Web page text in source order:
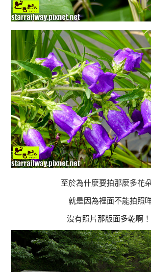
至於為什麼要拍那麼多花
就是因為裡面不能拍照
沒有照片那版面多乾啊